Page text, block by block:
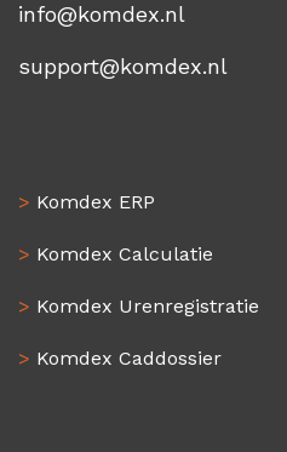
> Komdex ERP
> Komdex Calculatie
> Komdex Urenregistratie
> Komdex Caddossier
info@komdex.nl
support@komdex.nl